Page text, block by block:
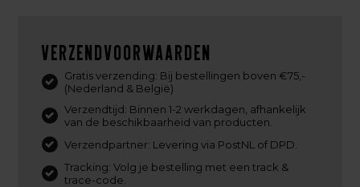
Verzendvoorwaarden
Gratis verzending: Bij bestellingen boven €75,-
(Nederland & België)
Verzendtijd: Binnen 1-2 werkdagen, afhankelijk
van de beschikbaarheid van producten.
Verzendpartner: Levering via PostNL of DPD.
Tracking: Volg je bestelling met een track &
trace-code.